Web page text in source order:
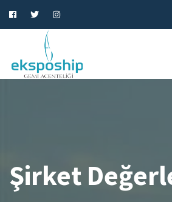
Şirket